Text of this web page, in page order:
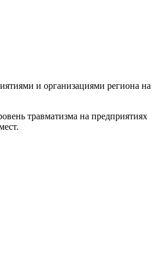
и организациями региона на
травматизма на предприятиях